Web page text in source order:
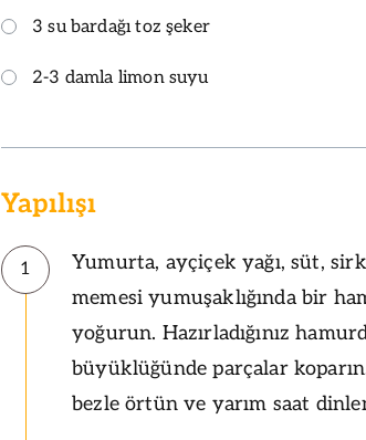
3 su bardağı toz şeker
2-3 damla limon suyu
Yapılışı
1
Yumurta, ayçiçek yağı, süt,
memesi yumuşaklığında bir
yoğurun. Hazırladığınız
büyüklüğünde parçalar
bezle örtün ve yarım saat